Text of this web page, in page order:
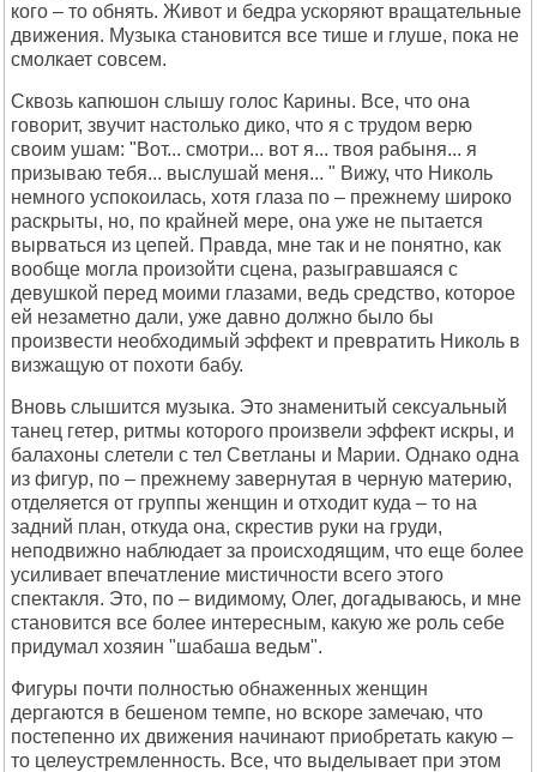
кого – то обнять. Живот и бедра ускоряют вращательные
движения. Музыка становится все тише и глуше, пока не
смолкает совсем.
Сквозь капюшон слышу голос Карины. Все, что она
говорит, звучит настолько дико, что я с трудом верю
своим ушам: "Вот... смотри... вот я... твоя рабыня... я
призываю тебя... выслушай меня... " Вижу, что Николь
немного успокоилась, хотя глаза по – прежнему широко
раскрыты, но, по крайней мере, она уже не пытается
вырваться из цепей. Правда, мне так и не понятно, как
вообще могла произойти сцена, разыгравшаяся с
девушкой перед моими глазами, ведь средство, которое
ей незаметно дали, уже давно должно было бы
произвести необходимый эффект и превратить Николь в
визжащую от похоти бабу.
Вновь слышится музыка. Это знаменитый сексуальный
танец гетер, ритмы которого произвели эффект искры, и
балахоны слетели с тел Светланы и Марии. Однако одна
из фигур, по – прежнему завернутая в черную материю,
отделяется от группы женщин и отходит куда – то на
задний план, откуда она, скрестив руки на груди,
неподвижно наблюдает за происходящим, что еще более
усиливает впечатление мистичности всего этого
спектакля. Это, по – видимому, Олег, догадываюсь, и мне
становится все более интересным, какую же роль себе
придумал хозяин "шабаша ведьм".
Фигуры почти полностью обнаженных женщин
дергаются в бешеном темпе, но вскоре замечаю, что
постепенно их движения начинают приобретать какую –
то целеустремленность. Все, что выделывает при этом